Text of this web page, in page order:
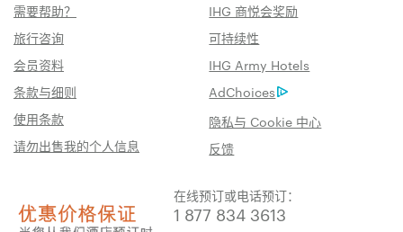
需要帮助？
IHG 商悦会奖励
旅行咨询
可持续性
会员资料
IHG Army Hotels
条款与细则
AdChoices
使用条款
隐私与 Cookie 中心
请勿出售我的个人信息
反馈
在线预订或电话预订：
1 877 834 3613